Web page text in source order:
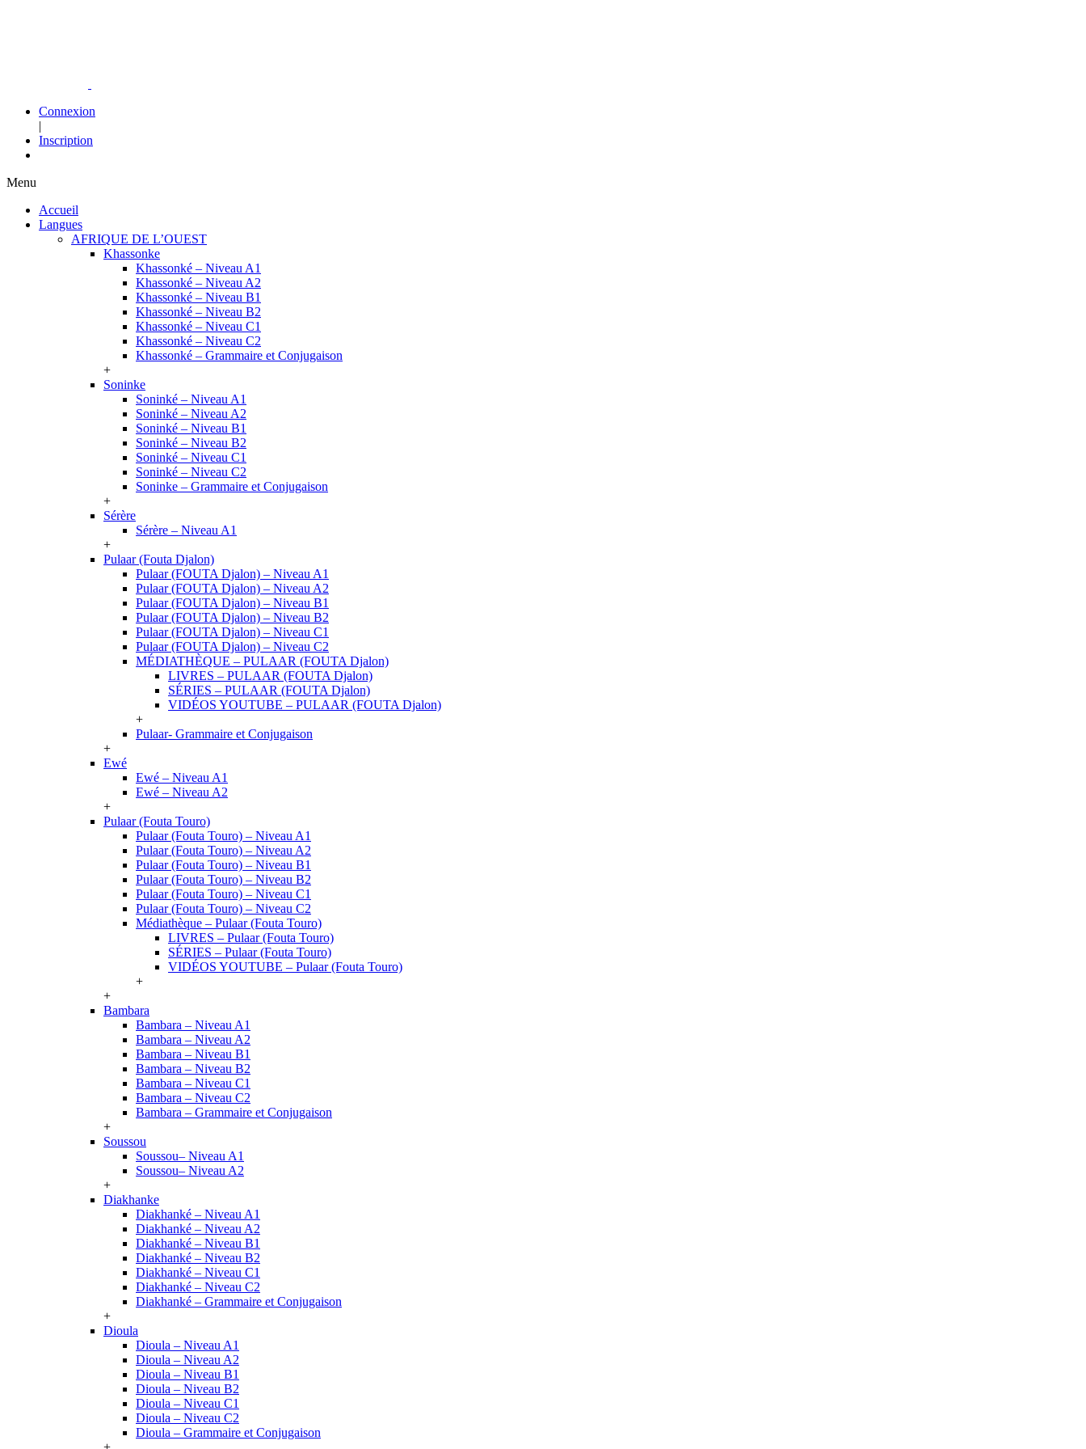
Connexion
|
Inscription
Menu
Accueil
Langues
AFRIQUE DE L’OUEST
Khassonke
Khassonké – Niveau A1
Khassonké – Niveau A2
Khassonké – Niveau B1
Khassonké – Niveau B2
Khassonké – Niveau C1
Khassonké – Niveau C2
Khassonké – Grammaire et Conjugaison
+
Soninke
Soninké – Niveau A1
Soninké – Niveau A2
Soninké – Niveau B1
Soninké – Niveau B2
Soninké – Niveau C1
Soninké – Niveau C2
Soninke – Grammaire et Conjugaison
+
Sérère
Sérère – Niveau A1
+
Pulaar (Fouta Djalon)
Pulaar (FOUTA Djalon) – Niveau A1
Pulaar (FOUTA Djalon) – Niveau A2
Pulaar (FOUTA Djalon) – Niveau B1
Pulaar (FOUTA Djalon) – Niveau B2
Pulaar (FOUTA Djalon) – Niveau C1
Pulaar (FOUTA Djalon) – Niveau C2
MÉDIATHÈQUE – PULAAR (FOUTA Djalon)
LIVRES – PULAAR (FOUTA Djalon)
SÉRIES – PULAAR (FOUTA Djalon)
VIDÉOS YOUTUBE – PULAAR (FOUTA Djalon)
+
Pulaar- Grammaire et Conjugaison
+
Ewé
Ewé – Niveau A1
Ewé – Niveau A2
+
Pulaar (Fouta Touro)
Pulaar (Fouta Touro) – Niveau A1
Pulaar (Fouta Touro) – Niveau A2
Pulaar (Fouta Touro) – Niveau B1
Pulaar (Fouta Touro) – Niveau B2
Pulaar (Fouta Touro) – Niveau C1
Pulaar (Fouta Touro) – Niveau C2
Médiathèque – Pulaar (Fouta Touro)
LIVRES – Pulaar (Fouta Touro)
SÉRIES – Pulaar (Fouta Touro)
VIDÉOS YOUTUBE – Pulaar (Fouta Touro)
+
+
Bambara
Bambara – Niveau A1
Bambara – Niveau A2
Bambara – Niveau B1
Bambara – Niveau B2
Bambara – Niveau C1
Bambara – Niveau C2
Bambara – Grammaire et Conjugaison
+
Soussou
Soussou– Niveau A1
Soussou– Niveau A2
+
Diakhanke
Diakhanké – Niveau A1
Diakhanké – Niveau A2
Diakhanké – Niveau B1
Diakhanké – Niveau B2
Diakhanké – Niveau C1
Diakhanké – Niveau C2
Diakhanké – Grammaire et Conjugaison
+
Dioula
Dioula – Niveau A1
Dioula – Niveau A2
Dioula – Niveau B1
Dioula – Niveau B2
Dioula – Niveau C1
Dioula – Niveau C2
Dioula – Grammaire et Conjugaison